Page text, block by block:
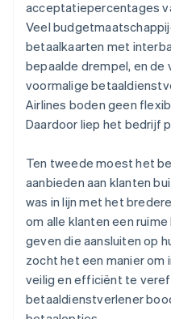
acceptatiepercentages
Veel
betaalkaarten met
bepaalde drempel, en de
voormalige
Airlines boden geen
Daardoor liep het bedrijf
Ten tweede moest het
aanbieden aan klanten
was in lijn met het
om alle klanten een
geven die aansluiten op
zocht het een manier
veilig en efficiënt te
betaaldienstverlener